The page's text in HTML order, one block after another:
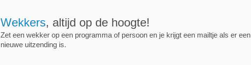
Wekkers, altijd op de hoogte!
Zet een wekker op een programma of persoon en je krijgt een mailtje als er een
nieuwe uitzending is.